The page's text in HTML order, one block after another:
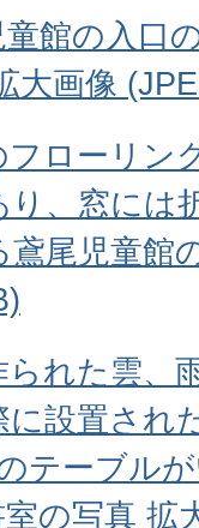
館の入口
大画像
フローリン
、窓には
尾児童館
れた雲、
に設置され
テーブル
の写真 拡